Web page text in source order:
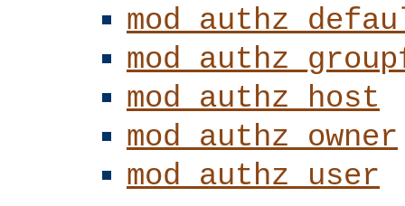
mod_authz_host
mod_authz_owner
mod_authz_user